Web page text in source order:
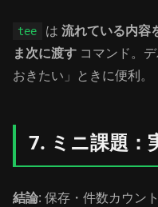
tee は 流れている内容
ま次に渡す コマンド。
おきたい」ときに便利。
7. ミニ課題：
結論: 保存・件数カウン